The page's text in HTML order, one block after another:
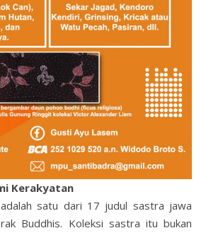
Kerakyatan
satu dari 17 judul sastra jawa
Buddhis. Koleksi sastra itu bukan